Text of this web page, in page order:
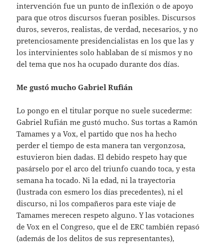
intervención fue un punto de inflexión o de apoyo
para que otros discursos fueran posibles. Discursos
duros, severos, realistas, de verdad, necesarios, y no
pretenciosamente presidencialistas en los que las y
los intervinientes solo hablaban de sí mismos y no
del tema que nos ha ocupado durante dos días.
Me gustó mucho Gabriel Rufián
Lo pongo en el titular porque no suele sucederme:
Gabriel Rufián me gustó mucho. Sus tortas a Ramón
Tamames y a Vox, el partido que nos ha hecho
perder el tiempo de esta manera tan vergonzosa,
estuvieron bien dadas. El debido respeto hay que
pasárselo por el arco del triunfo cuando toca, y esta
semana ha tocado. Ni la edad, ni la trayectoria
(lustrada con esmero los días precedentes), ni el
discurso, ni los compañeros para este viaje de
Tamames merecen respeto alguno. Y las votaciones
de Vox en el Congreso, que el de ERC también repasó
(además de los delitos de sus representantes),